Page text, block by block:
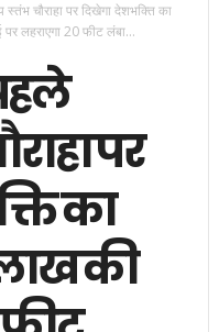
चौराहा पर दिखेगा देशभक्ति का
लहराएगा 20 फीट लंबा...
पर
का
की